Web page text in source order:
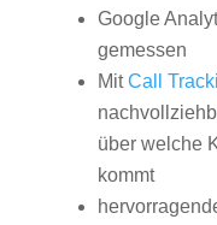
Google
gemessen
MitCall
über welche
kommt